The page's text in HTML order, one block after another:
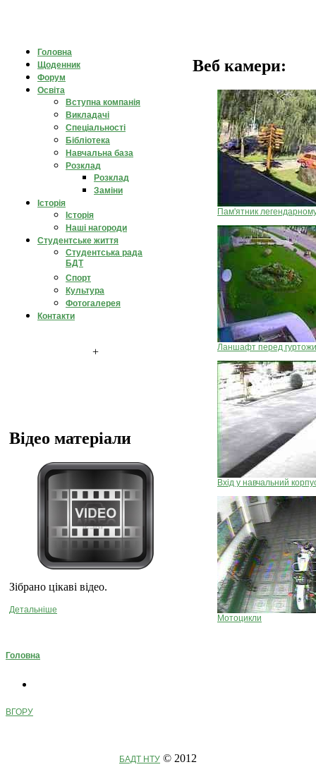
Головна
Щоденник
Форум
Освіта
Вступна компанія
Викладачі
Спеціальності
Бібліотека
Навчальна база
Розклад
Розклад
Заміни
Історія
Історія
Наші нагороди
Студентське життя
Студентська рада
БДТ
Спорт
Культура
Фотогалерея
Контакти
+
Відео матеріали
Зібрано цікаві відео.
Детальніше
Веб камери:
Пам'ятник
Ланшафт перед
Вхід у навчальний
Мотоцикли
Головна
ВГОРУ
БАДТ НТУ © 2012